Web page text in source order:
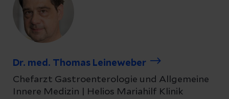
Dr. med. Thomas Leineweber
Chefarzt Gastroenterologie und Allgemeine
Innere Medizin | Helios Mariahilf Klinik